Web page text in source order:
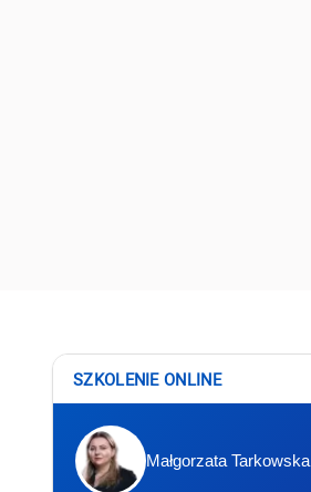
SZKOLENIE ONLINE
Małgorzata Tarkowska